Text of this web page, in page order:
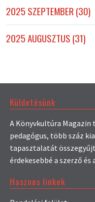
2025 SZEPTEMBER (30)
2025 AUGUSZTUS (31)
Küldetésünk
A Könyvkultúra Magazin
pedagógus, több száz
tapasztalatát
érdekesebbé a szerző
Hasznos linkek